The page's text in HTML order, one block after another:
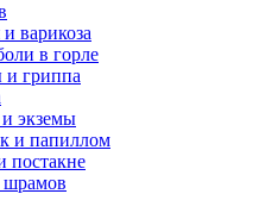
варикоза
в горле
и гриппа
и экземы
и папиллом
шрамов